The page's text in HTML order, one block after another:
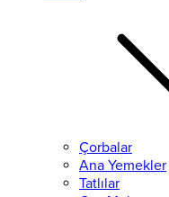
Çorbalar
Ana Yemekler
Tatlılar